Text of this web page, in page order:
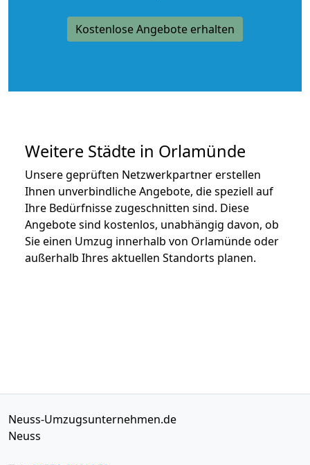
Kostenlose Angebote erhalten
Weitere Städte in Orlamünde
Unsere geprüften Netzwerkpartner erstellen
Ihnen unverbindliche Angebote, die speziell auf
Ihre Bedürfnisse zugeschnitten sind. Diese
Angebote sind kostenlos, unabhängig davon, ob
Sie einen Umzug innerhalb von Orlamünde oder
außerhalb Ihres aktuellen Standorts planen.
Neuss-Umzugsunternehmen.de
Neuss